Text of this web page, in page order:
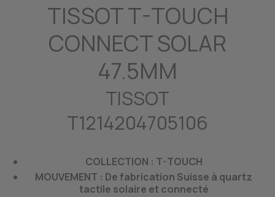
TISSOT T-TOUCH
CONNECT SOLAR
47.5MM
TISSOT
T1214204705106
COLLECTION : T-TOUCH
MOUVEMENT : De fabrication Suisse à quartz
tactile solaire et connecté